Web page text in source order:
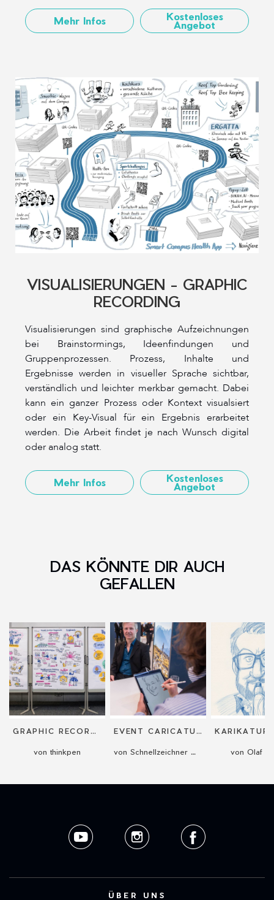
Mehr Infos Kostenloses
Angebot
VISUALISIERUNGEN - GRAPHIC
RECORDING
Visualisierungen sind graphische Aufzeichnungen
bei Brainstormings, Ideenfindungen und
Gruppenprozessen. Prozess, Inhalte und
Ergebnisse werden in visueller Sprache sichtbar,
verständlich und leichter merkbar gemacht. Dabei
kann ein ganzer Prozess oder Kontext visualsiert
oder ein Key-Visual für ein Ergebnis erarbeitet
werden. Die Arbeit findet je nach Wunsch digital
oder analog statt.
Mehr Infos Kostenloses
Angebot
DAS KÖNNTE DIR AUCH
GEFALLEN
GRAPHIC RECORDING
von thinkpen
EVENT CARICATURIST
von Schnellzeichner Marcel Bender von Olaf
ÜBER UNS